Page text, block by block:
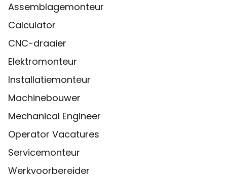
Assemblagemonteur
Calculator
CNC-draaier
Elektromonteur
Installatiemonteur
Machinebouwer
Mechanical Engineer
Operator Vacatures
Servicemonteur
Werkvoorbereider